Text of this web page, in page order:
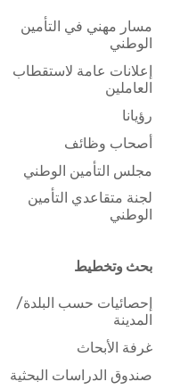
مسار مهني في التأمين
الوطني
إعلانات عامة لاستقطاب
العاملين
رؤيانا
أصحاب وظائف
مجلس التأمين الوطني
لجنة متقاعدي التأمين
الوطني
بحث وتخطيط
إحصائيات حسب البلدة/
المدينة
غرفة الأبحاث
صندوق الدراسات البحثية